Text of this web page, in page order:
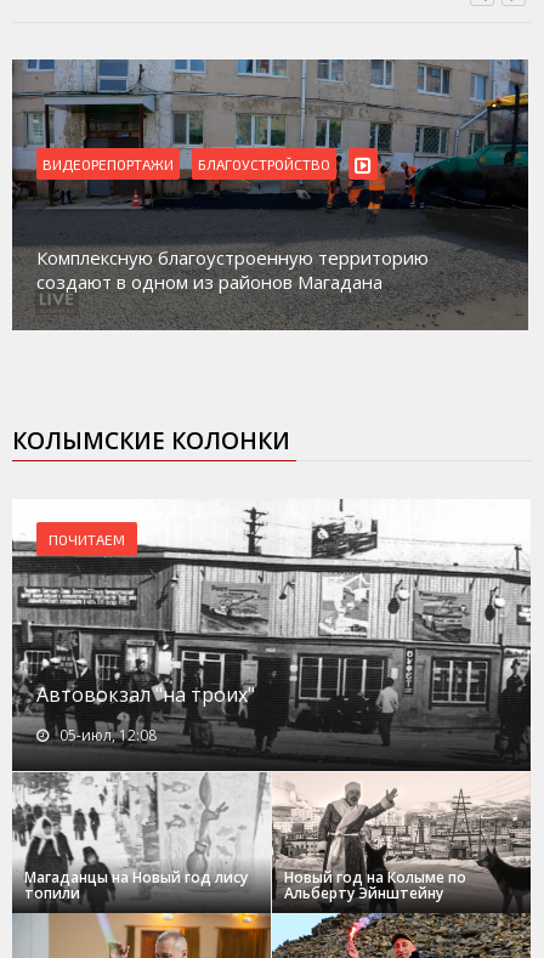
ВИДЕОРЕПОРТАЖИ БЛАГОУСТРОЙСТВО
Комплексную благоустроенную территорию
создают в одном из районов Магадана
КОЛЫМСКИЕ КОЛОНКИ
ПОЧИТАЕМ
Автовокзал "на троих"
05-июл, 12:08
Магаданцы на Новый год лису
топили
Новый год на Колыме по
Альберту Эйнштейну